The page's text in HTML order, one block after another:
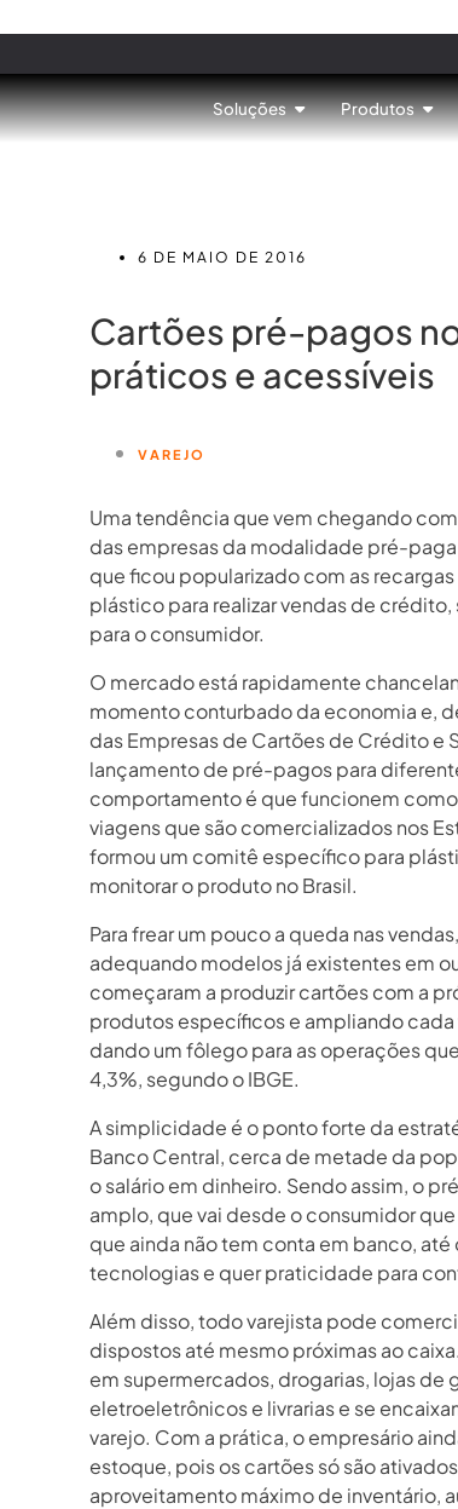
Soluções Produtos
6 DE MAIO DE 2016
Cartões pré-pagos
práticos e acessíveis
VAREJO
Uma tendência que vem chegando
das empresas da modalidade pré-
que ficou popularizado com as
plástico para realizar vendas de
para o consumidor.
O mercado está rapidamente
momento conturbado da economia e,
das Empresas de Cartões de Crédito e
lançamento de pré-pagos para
comportamento é que funcionem
viagens que são comercializados nos
formou um comitê específico para
monitorar o produto no Brasil.
Para frear um pouco a queda nas
adequando modelos já existentes em
começaram a produzir cartões com a
produtos específicos e ampliando
dando um fôlego para as operações
4,3%, segundo o IBGE.
A simplicidade é o ponto forte da
Banco Central, cerca de metade da
o salário em dinheiro. Sendo assim, o
amplo, que vai desde o consumidor
que ainda não tem conta em banco, até
tecnologias e quer praticidade para
Além disso, todo varejista pode
dispostos até mesmo próximas ao
em supermercados, drogarias, lojas de
eletroeletrônicos e livrarias e se
varejo. Com a prática, o empresário
estoque, pois os cartões só são
aproveitamento máximo de inventário,